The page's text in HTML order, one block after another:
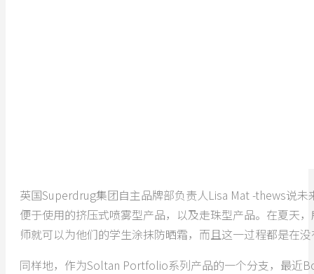
英国Superdrug集团自主品牌部负责人Lisa Mat -thews说
便于使用的挤压式喷雾型产品，以及走珠型产品。在夏天
师就可以为他们的学生涂抹防晒霜，而且这一过程都是在
同样地，作为Soltan Portfolio系列产品的一个分支，最近